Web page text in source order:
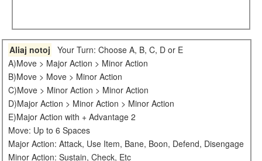
Aliaj notoj
Your Turn: Choose A, B, C, D or E
A)Move > Major Action > Minor Action
B)Move > Move > Minor Action
C)Move > Minor Action > Minor Action
D)Major Action > Minor Action > Minor Action
E)Major Action with + Advantage 2
Move: Up to 6 Spaces
Major Action: Attack, Use Item, Bane, Boon, Defend, Disengage
Minor Action: Sustain, Check, Etc